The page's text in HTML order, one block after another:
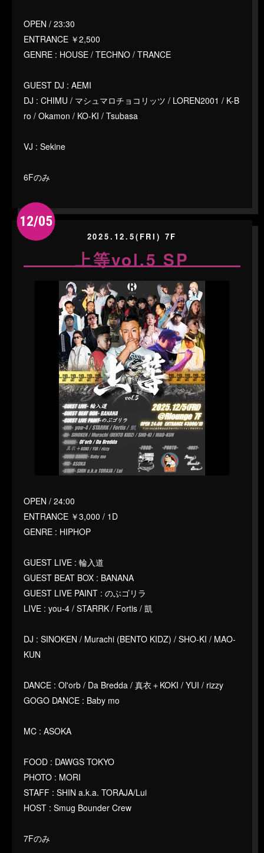
OPEN / 23:30
ENTRANCE ￥2,500
GENRE : HOUSE / TECHNO / TRANCE
GUEST DJ : AEMI
DJ : CHIMU / マシュマロチョコリッツ / LOREN2001 / K-B
ro / Okamon / KO-KI / Tsubasa
VJ : Sekine
6Fのみ
12/05
2025.12.5(FRI) 7F
上等vol.5 SP
OPEN / 24:00
ENTRANCE ￥3,000 / 1D
GENRE : HIPHOP
GUEST LIVE : 輪入道
GUEST BEAT BOX : BANANA
GUEST LIVE PAINT : のぶゴリラ
LIVE : you-4 / STARRK / Fortis / 凱
DJ : SINOKEN / Murachi (BENTO KIDZ) / SHO-KI / MAO-
KUN
DANCE : Ol'orb / Da Bredda / 真衣＋KOKI / YUI / rizzy
GOGO DANCE : Baby mo
MC : ASOKA
FOOD : DAWGS TOKYO
PHOTO : MORI
STAFF : SHIN a.k.a. TORAJA/Lui
HOST : Smug Bounder Crew
7Fのみ